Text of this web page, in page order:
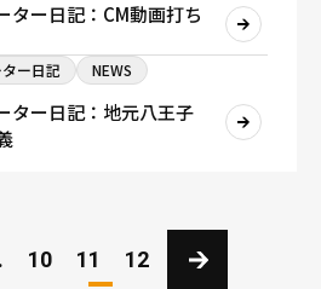
ター日記：CM動画打ち
ー日記 NEWS
ター日記：地元八王子
10 11 12